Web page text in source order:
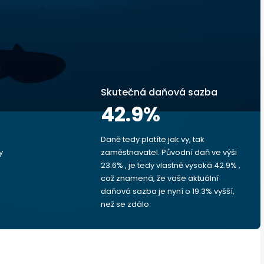
Skutečná daňová sazba
42.9%
Daně tedy platíte jak vy, tak
zaměstnavatel. Původní daň ve výši
23.6% , je tedy vlastně vysoká 42.9% ,
což znamená, že vaše aktuální
daňová sazba je nyní o 19.3% vyšší,
než se zdálo.